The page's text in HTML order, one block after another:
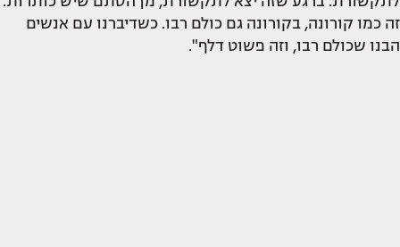
זה כמו קורונה, בקורונה גם כולם רבו. כשדיברנו עם אנשים
הבנו שכולם רבו, וזה פשוט דלף".